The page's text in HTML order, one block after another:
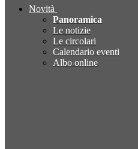
Novità
Panoramica
Le notizie
Le circolari
Calendario eventi
Albo online